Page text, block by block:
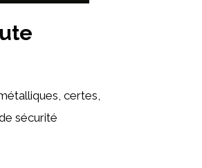
certes,
sécurité